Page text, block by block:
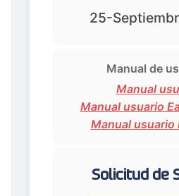
25-
Manual de
Manual
Manual usuario
Manual usuario
Solicitud de